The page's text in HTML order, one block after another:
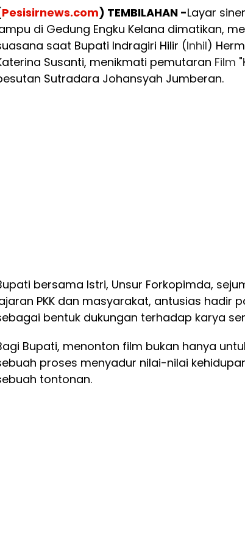
Pesisirnews.com) TEMBILAHAN -Layar
di Gedung Engku Kelana dimatikan,
saat Bupati Indragiri Hilir (Inhil)
Susanti, menikmati pemutaran Film "
Sutradara Johansyah Jumberan.
bersama Istri, Unsur Forkopimda,
PKK dan masyarakat, antusias hadir
bentuk dukungan terhadap karya
Bupati, menonton film bukan hanya
proses menyadur nilai-nilai
tontonan.